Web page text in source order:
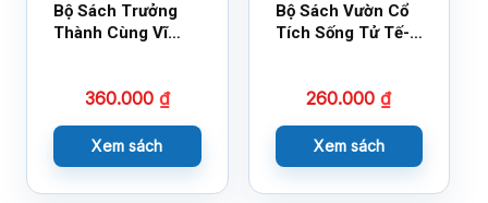
Bộ Sách Trưởng
Thành Cùng Vĩ
360.000 ₫
Xem sách
Bộ Sách Vườn Cổ
Tích Sống Tử Tế-
260.000₫
Xem sách